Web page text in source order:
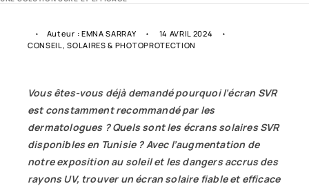
Auteur : EMNA SARRAY
14 AVRIL 2024
CONSEIL ,SOLAIRES & PHOTOPROTECTION
Vous êtes-vous déjà demandé pourquoi l’écran SVR
est constamment recommandé par les
dermatologues ?Quels sont les écrans solaires SVR
disponibles en Tunisie ?Avec l’augmentation de
notre exposition au soleil et les dangers accrus des
rayons UV, trouver un écran solairefiable et efficace